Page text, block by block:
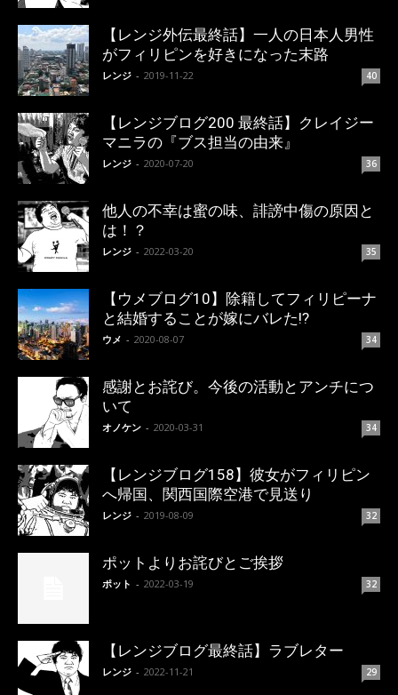
【レンジ外伝最終話】一人の日本人男性
がフィリピンを好きになった末路
レンジ - 2019-11-22 40
【レンジブログ200 最終話】クレイジー
マニラの『ブス担当の由来』
レンジ - 2020-07-20 36
他人の不幸は蜜の味、誹謗中傷の原因と
は！？
レンジ - 2022-03-20 35
【ウメブログ10】除籍してフィリピーナ
と結婚することが嫁にバレた!?
ウメ - 2020-08-07 34
感謝とお詫び。今後の活動とアンチにつ
いて
オノケン - 2020-03-31 34
【レンジブログ158】彼女がフィリピン
へ帰国、関西国際空港で見送り
レンジ - 2019-08-09 32
ポットよりお詫びとご挨拶
ポット - 2022-03-19 32
【レンジブログ最終話】ラブレター
レンジ - 2022-11-21 29